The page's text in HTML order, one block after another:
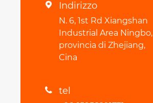
 Indirizzo
N. 6, 1st Rd Xiangshan
Industrial Area Ningbo,
provincia di Zhejiang,
Cina
 tel